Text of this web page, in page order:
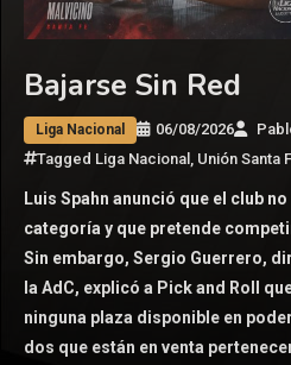
Bajarse Sin Red
Liga Nacional 06/08/2026
Tagged Liga Nacional , Unión Santa
Luis Spahn anunció que el club
categoría y que pretende
Sin embargo, Sergio Guerrero,
la AdC, explicó a Pick and Roll
ninguna plaza disponible en
dos que están en venta